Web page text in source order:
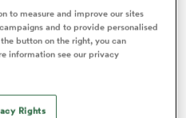
pour défier les Bleus
et l’Argentine, fait
pour tenir tête à
to measure and improve our sites
and to provide personalised
button on the right, you can
information see our privacy
Rights